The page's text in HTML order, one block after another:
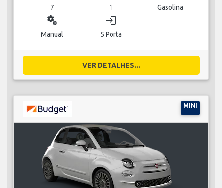
7 1 Gasolina
miscellaneous_services
Manual
login
5 Porta
VER DETALHES...
MINI